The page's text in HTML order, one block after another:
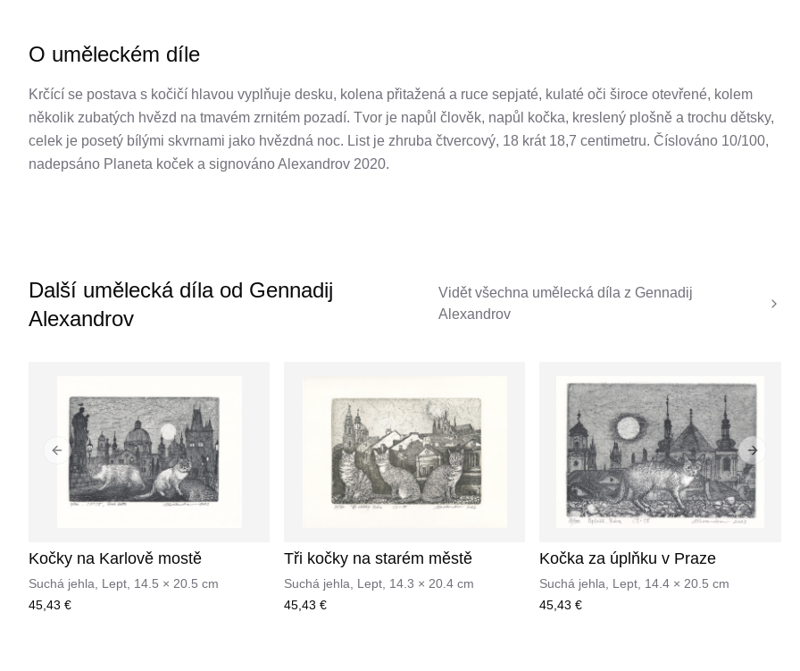
O uměleckém díle
Krčící se postava s kočičí hlavou vyplňuje desku, kolena přitažená a ruce sepjaté, kulaté oči široce otevřené, kolem
několik zubatých hvězd na tmavém zrnitém pozadí. Tvor je napůl člověk, napůl kočka, kreslený plošně a trochu dětsky,
celek je posetý bílými skvrnami jako hvězdná noc. List je zhruba čtvercový, 18 krát 18,7 centimetru. Číslováno 10/100,
nadepsáno Planeta koček a signováno Alexandrov 2020.
Další umělecká díla od Gennadij
Alexandrov
Vidět všechna umělecká díla z Gennadij
Alexandrov
Kočky na Karlově mostě
Suchá jehla, Lept 14.5 × 20.5 cm
45,43 €
Tři kočky na starém městě
Suchá jehla, Lept 14.3 × 20.4 cm
45,43 €
Kočka za úplňku v Praze
Suchá jehla, Lept 14.4 × 20.5 cm
45,43 €
Previous slide Next slide